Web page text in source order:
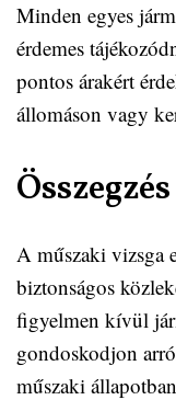
Minden egyes
érdemes
pontos árakért
állomáson vagy
Összegzés
A műszaki vizsga
biztonságos
figyelmen kívül
gondoskodjon
műszaki